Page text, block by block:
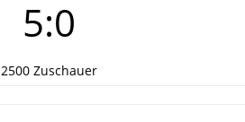
5:0
2500 Zuschauer